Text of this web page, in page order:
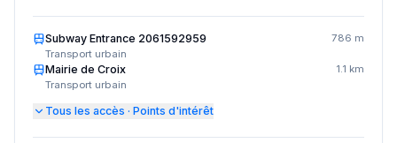
Subway Entrance 2061592959
Transport urbain
786 m
Mairie de Croix
Transport urbain
1.1 km
Tous les accès · Points d'intérêt